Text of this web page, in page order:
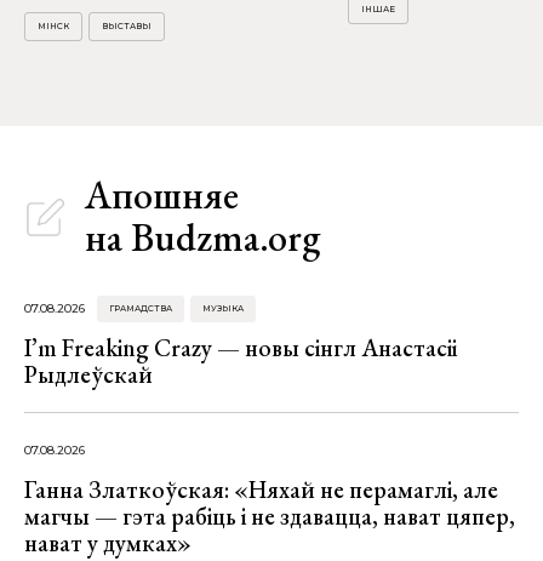
МІНСК ВЫСТАВЫ
ІНШАЕ
Апошняе
на Budzma.org
07.08.2026 ГРАМАДСТВА МУЗЫКА
I’m Freaking Crazy — новы сінгл Анастасіі
Рыдлеўскай
07.08.2026
Ганна Златкоўская: «Няхай не перамаглі, але
магчы — гэта рабіць і не здавацца, нават цяпер,
нават у думках»